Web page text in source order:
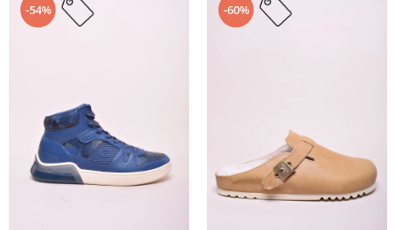
-54% -60%